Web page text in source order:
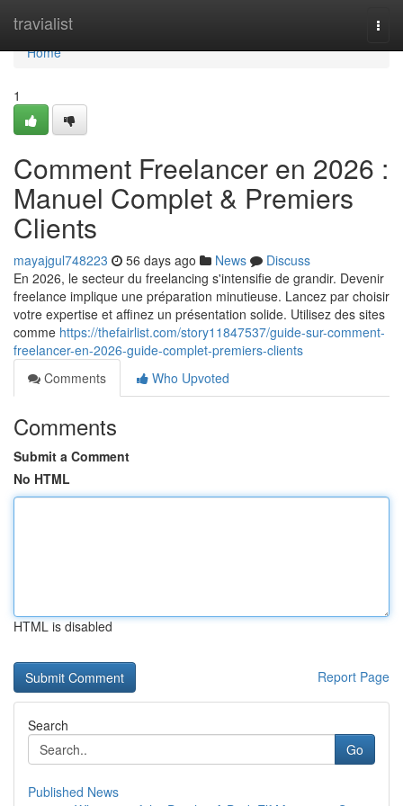
travialist
Home
Home
1
Comment Freelancer en 2026 :
Manuel Complet & Premiers
Clients
mayajgul748223 56 days ago News
Discuss
En 2026, le secteur du freelancing s'intensifie de grandir. Devenir
freelance implique une préparation minutieuse. Lancez par choisir
votre expertise et affinez un présentation solide. Utilisez des sites
comme https://thefairlist.com/story11847537/guide-sur-comment-
freelancer-en-2026-guide-complet-premiers-clients
Comments
Who Upvoted
Comments
Submit a Comment
No HTML
HTML is disabled
Report Page
Search
Go
Published News